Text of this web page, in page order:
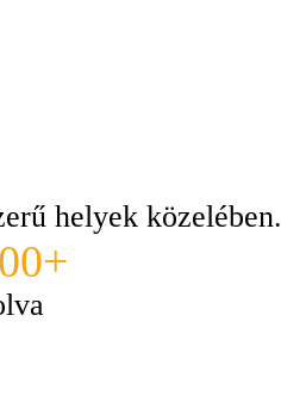
helyek közelében.